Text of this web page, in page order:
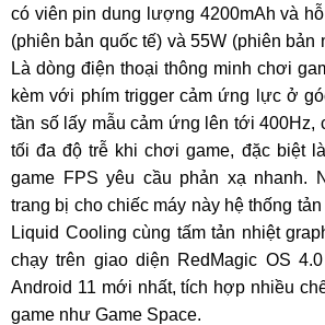
có viên pin dung lượng 4200mAh và
(phiên bản quốc tế) và 55W (phiên bản
Là dòng điện thoại thông minh chơi
kèm với phím trigger cảm ứng lực ở
tần số lấy mẫu cảm ứng lên tới 400Hz,
tối đa độ trễ khi chơi game, đặc biệt
game FPS yêu cầu phản xạ nhanh.
trang bị cho chiếc máy này hệ thống
Liquid Cooling cùng tấm tản nhiệt
chạy trên giao diện RedMagic OS
Android 11 mới nhất, tích hợp nhiều
game như Game Space.